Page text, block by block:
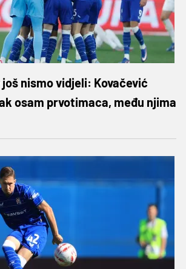
nismo vidjeli: Kovačević
osam prvotimaca, među njima